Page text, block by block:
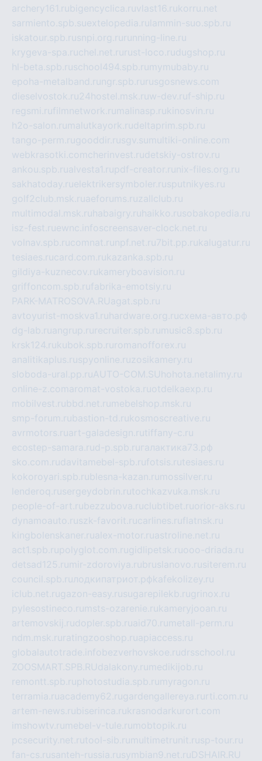
archery161.rubigencyclica.ruvlast16.rukorru.net
sarmiento.spb.suextelopedia.ru lammin-suo.spb.ru
iskatour.spb.rusnpi.org.ru running-line.ru
krygeva-spa.ruchel.net.ru rust-loco.rudugshop.ru
hl-beta.spb.ruschool494.spb.ru mymubaby.ru
epoha-metalband.ru ngr.spb.ru rusgosnews.com
dieselvostok.ru24hostel.msk.ruw-dev.ruf-ship.ru
regsmi.rufilmnetwork.ru malinasp.rukinosvin.ru
h2o-salon.ru malutkayork.rudeltaprim.spb.ru
tango-perm.rugooddir.rusgv.su multiki-online.com
webkrasotki.comcherinvest.rudetskiy-ostrov.ru
ankou.spb.rualvesta1.rupdf-creator.ru nix-files.org.ru
sakhatoday.ruelektrikersymboler.rusputnikyes.ru
golf2club.msk.ruaeforums.ruzallclub.ru
multimodal.msk.ru habaigry.ru haikko.rusobakopedia.ru
isz-fest.ruewnc.infoscreensaver-clock.net.ru
volnav.spb.rucomnat.ru npf.net.ru 7bit.pp.rukalugatur.ru
tesiaes.rucard.com.rukazanka.spb.ru
gildiya-kuznecov.rukameryboavision.ru
griffoncom.spb.rufabrika-emotsiy.ru
PARK-MATROSOVA.RUagat.spb.ru
avtoyurist-moskva1.ru hardware.org.ruсхема-авто.рф
dg-lab.ruangrup.ru recruiter.spb.ru music8.spb.ru
krsk124.rukubok.spb.ru romanofforex.ru
analitikaplus.ruspyonline.ruzosikamery.ru
sloboda-ural.pp.ruAUTO-COM.SU hohota.net alimy.ru
online-z.comaromat-vostoka.ruotdelkaexp.ru
mobilvest.rubbd.net.ru mebelshop.msk.ru
smp-forum.rubastion-td.rukosmoscreative.ru
avrmotors.ruart-galadesign.rutiffany-c.ru
ecostep-samara.rud-p.spb.ru галактика73.рф
sko.com.rudavitamebel-spb.rufotsis.rutesiaes.ru
kokoroyari.spb.rublesna-kazan.ru mossilver.ru
lenderoq.rusergeydobrin.rutochkazvuka.msk.ru
people-of-art.rubezzubova.ruclubtibet.ruorior-aks.ru
dynamoauto.ruszk-favorit.rucarlines.ruflatnsk.ru
kingbolenskaner.rualex-motor.ruastroline.net.ru
act1.spb.rupolyglot.com.rugidlipetsk.ruooo-driada.ru
detsad125.ru mir-zdoroviya.rubruslanovo.rusiterem.ru
council.spb.ruлодкипатриот.рфkafekolizey.ru
iclub.net.rugazon-easy.rusugarepilekb.rugrinox.ru
pylesostineco.ru msts-ozarenie.rukameryjooan.ru
artemovskij.rudopler.spb.ruaid70.ru metall-perm.ru
ndm.msk.ru ratingzooshop.ruapiaccess.ru
globalautotrade.info bezverhovskoe.rudrsschool.ru
ZOOSMART.SPB.RUdalakony.ru medikijob.ru
remontt.spb.ruphotostudia.spb.ru myragon.ru
terramia.ruacademy62.rugardengallereya.ru rti.com.ru
artem-news.rubiserinca.rukrasnodarkurort.com
imshowtv.ru mebel-v-tule.ru mobtopik.ru
pcsecurity.net.rutool-sib.ru multimetrunit.rusp-tour.ru
fan-cs.rusanteh-russia.rusymbian9.net.ruDSHAIR.RU